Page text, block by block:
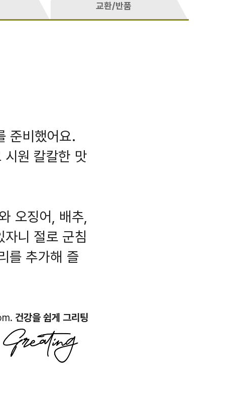
교환/반품
준비했어요.
시원 칼칼한 맛
오징어, 배추,
니 절로 군침
를 추가해 즐
건강을 쉽게 그리팅